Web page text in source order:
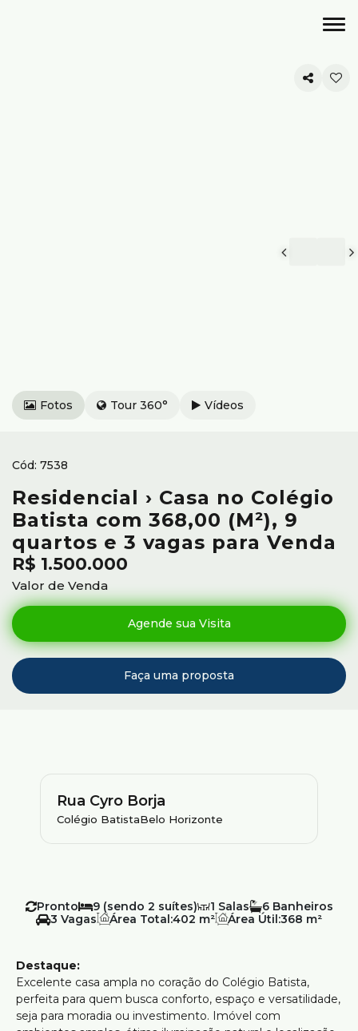
Fotos Tour 360° Vídeos
Residencial › Casa no Colégio
Batista com 368,00 (M²), 9
quartos e 3 vagas para Venda
R$ 1.500.000
Valor de Venda
7538
Rua Cyro Borja
Colégio BatistaBelo Horizonte
Pronto 9 (sendo 2 suítes) 1
6
3
Área Total:402 m² Área Útil:368 m²
Destaque:
Excelente casa ampla no coração do Colégio Batista,
perfeita para quem busca conforto, espaço e versatilidade,
seja para moradia ou investimento. Imóvel com